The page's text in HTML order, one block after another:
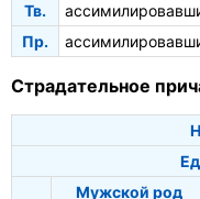
Тв.
Пр.
Страдательное
Мужской род